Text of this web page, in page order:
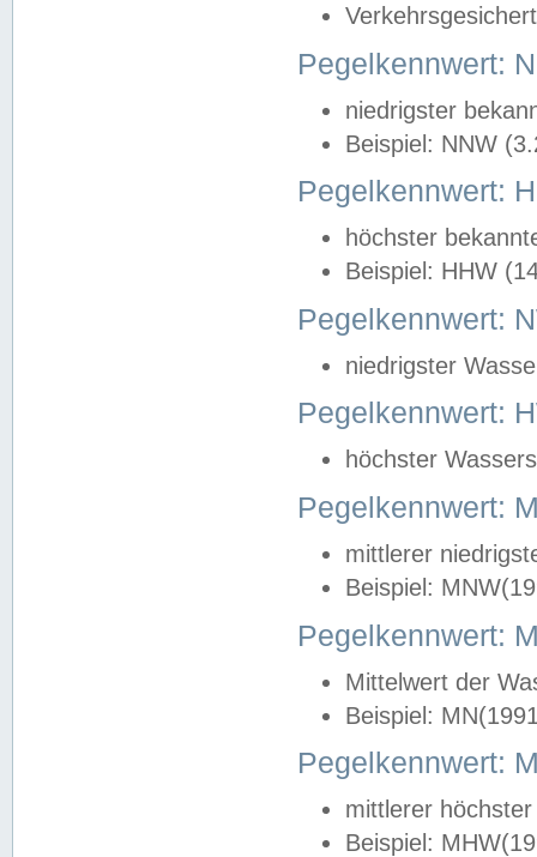
Pegelkennwert:
niedrigster
Beispiel: NNW
Pegelkennwert:
höchster
Beispiel: HHW
Pegelkennwert:
niedrigster
Pegelkennwert:
höchster
Pegelkennwert:
mittlerer
Beispiel:
Pegelkennwert:
Mittelwert der
Beispiel:
Pegelkennwert:
mittlerer
Beispiel: